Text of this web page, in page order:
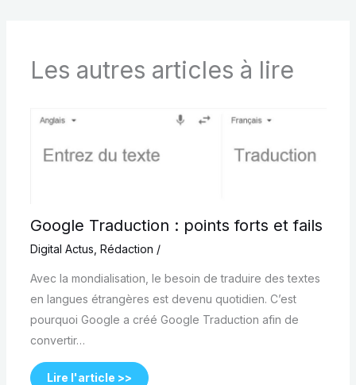
Les autres articles à lire
Google Traduction : points forts et fails
Digital Actus Rédaction /
Avec la mondialisation, le besoin de traduire des textes
en langues étrangères est devenu quotidien. C’est
pourquoi Google a créé Google Traduction afin de
convertir…
Lire l'article >>